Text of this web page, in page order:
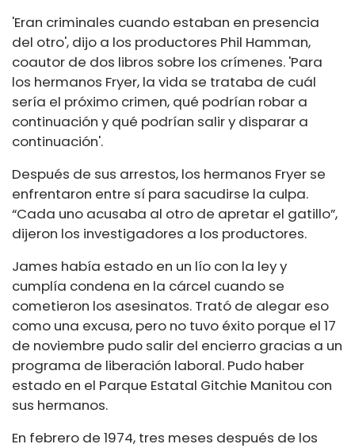
'Eran criminales cuando estaban en presencia
del otro', dijo a los productores Phil Hamman,
coautor de dos libros sobre los crímenes. 'Para
los hermanos Fryer, la vida se trataba de cuál
sería el próximo crimen, qué podrían robar a
continuación y qué podrían salir y disparar a
continuación'.
Después de sus arrestos, los hermanos Fryer se
enfrentaron entre sí para sacudirse la culpa.
“Cada uno acusaba al otro de apretar el gatillo”,
dijeron los investigadores a los productores.
James había estado en un lío con la ley y
cumplía condena en la cárcel cuando se
cometieron los asesinatos. Trató de alegar eso
como una excusa, pero no tuvo éxito porque el 17
de noviembre pudo salir del encierro gracias a un
programa de liberación laboral. Pudo haber
estado en el Parque Estatal Gitchie Manitou con
sus hermanos.
En febrero de 1974, tres meses después de los